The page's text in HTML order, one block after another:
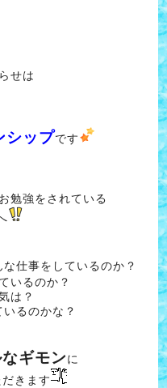
せは
シップです
勉強をされている
仕事をしているのか？
いるのか？
は？
るのかな？
ギモンに
きます